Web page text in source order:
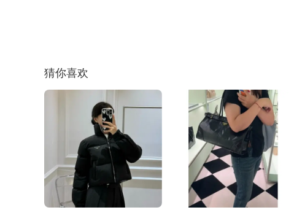
猜你喜欢